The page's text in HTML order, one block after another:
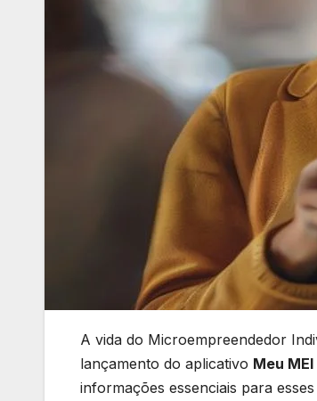
A vida do Microempreendedor
lançamento do aplicativo Meu
informações essenciais para